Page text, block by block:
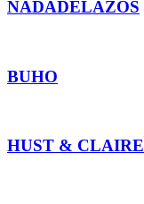
NADADELAZOS
BUHO
HUST & CLAIRE